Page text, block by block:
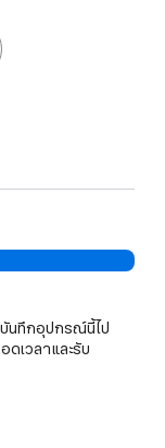
นทึกอุปกรณ์นี้ไป
เวลาและรับ